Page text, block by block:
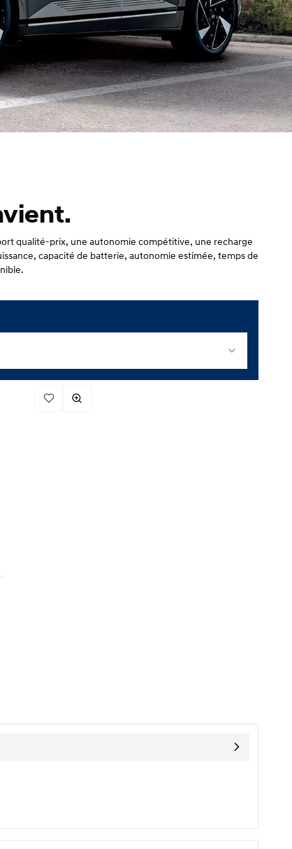
qualité-prix, une autonomie compétitive, une recharge
capacité de batterie, autonomie estimée, temps de